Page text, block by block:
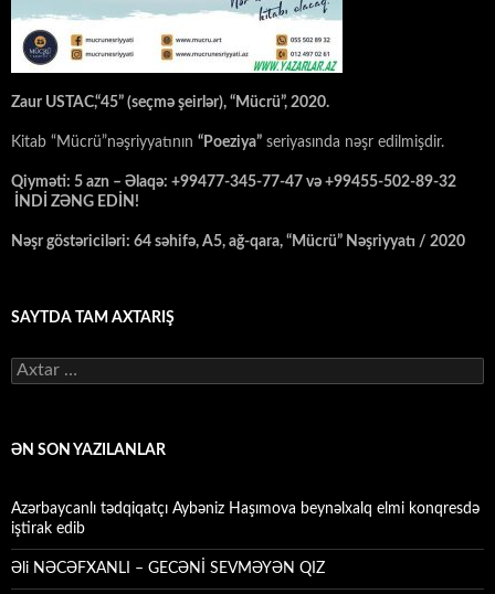
Zaur USTAC,“45” (seçmə şeirlər), “Mücrü”, 2020.
Kitab “Mücrü”nəşriyyatının “Poeziya” seriyasında nəşr edilmişdir.
Qiyməti: 5 azn – Əlaqə: +99477-345-77-47 və +99455-502-89-32
İNDİ ZƏNG EDİN!
Nəşr göstəriciləri: 64 səhifə, A5, ağ-qara, “Mücrü” Nəşriyyatı / 2020
SAYTDA TAM AXTARIŞ
Axtarış:
ƏN SON YAZILANLAR
Azərbaycanlı tədqiqatçı Aybəniz Haşımova beynəlxalq elmi konqresdə
iştirak edib
Əli NƏCƏFXANLI – GECƏNİ SEVMƏYƏN QIZ